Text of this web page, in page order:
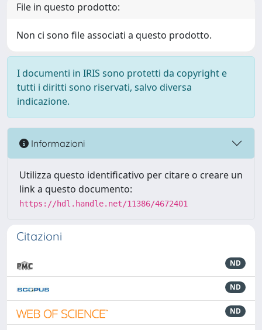
File in questo prodotto:
Non ci sono file associati a questo prodotto.
I documenti in IRIS sono protetti da copyright e
tutti i diritti sono riservati, salvo diversa
indicazione.
Informazioni
Utilizza questo identificativo per citare o creare un
link a questo documento:
https://hdl.handle.net/11386/4672401
Citazioni
ND
ND
ND